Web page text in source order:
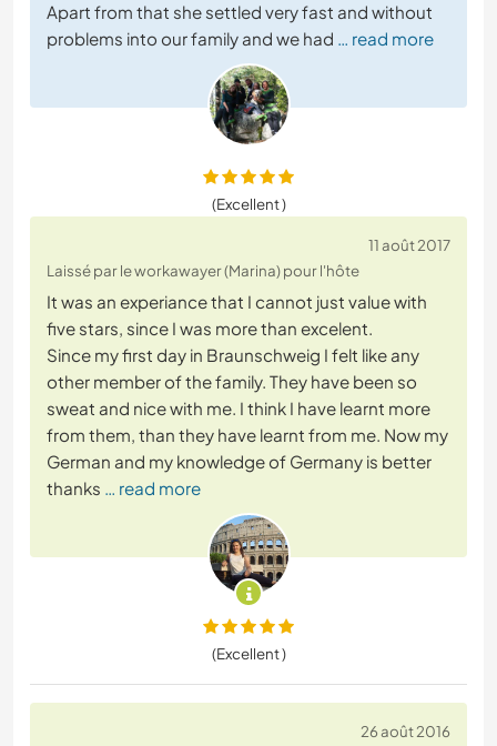
Apart from that she settled very fast and without
problems into our family and we had … read more
(Excellent )
11 août 2017
Laissé par le workawayer (Marina) pour l'hôte
It was an experiance that I cannot just value with
five stars, since I was more than excelent.
Since my first day in Braunschweig I felt like any
other member of the family. They have been so
sweat and nice with me. I think I have learnt more
from them, than they have learnt from me. Now my
German and my knowledge of Germany is better
thanks … read more
(Excellent )
26 août 2016